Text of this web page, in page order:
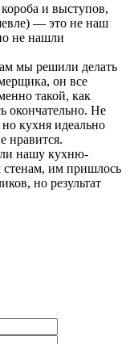
и выступов,
— это не наш
не нашли
мы решили делать
он все
такой, как
окончательно. Не
кухня идеально
нравится.
нашу кухню-
им пришлось
но результат